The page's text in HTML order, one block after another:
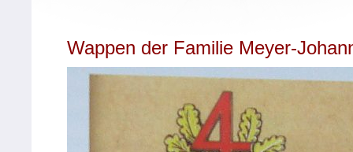
Wappen der Familie Meyer-